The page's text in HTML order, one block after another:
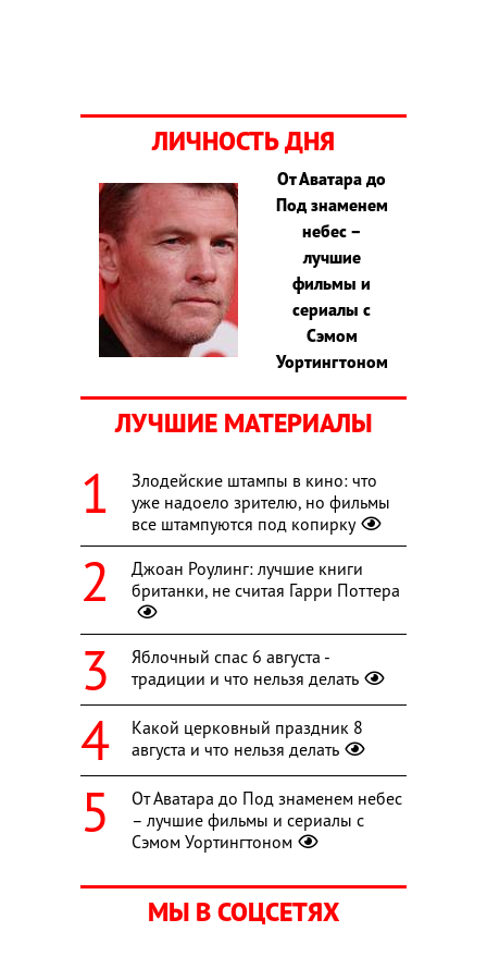
ЛИЧНОСТЬ ДНЯ
От Аватара до
Под знаменем
небес –
лучшие
фильмы и
сериалы с
Сэмом
Уортингтоном
ЛУЧШИЕ МАТЕРИАЛЫ
Злодейские штампы в кино: что
уже надоело зрителю, но фильмы
все штампуются под копирку
Джоан Роулинг: лучшие книги
британки, не считая Гарри Поттера
Яблочный спас 6 августа -
традиции и что нельзя делать
Какой церковный праздник 8
августа и что нельзя делать
От Аватара до Под знаменем небес
– лучшие фильмы и сериалы с
Сэмом Уортингтоном
МЫ В СОЦСЕТЯХ